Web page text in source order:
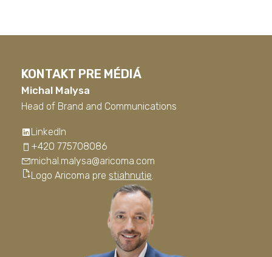
KONTAKT PRE MÉDIÁ
Michal Malysa
Head of Brand and Communications
LinkedIn
+420 775708086
michal.malysa@aricoma.com
Logo Aricoma pre stiahnutie.